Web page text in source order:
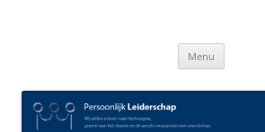
Menu